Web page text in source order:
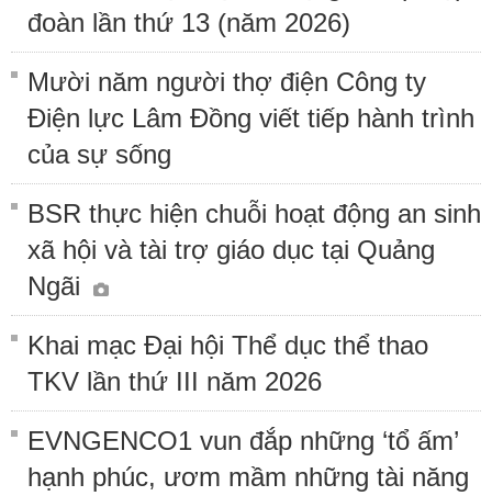
đoàn lần thứ 13 (năm 2026)
Mười năm người thợ điện Công ty
Điện lực Lâm Đồng viết tiếp hành trình
của sự sống
BSR thực hiện chuỗi hoạt động an sinh
xã hội và tài trợ giáo dục tại Quảng
Ngãi
Khai mạc Đại hội Thể dục thể thao
TKV lần thứ III năm 2026
EVNGENCO1 vun đắp những ‘tổ ấm’
hạnh phúc, ươm mầm những tài năng